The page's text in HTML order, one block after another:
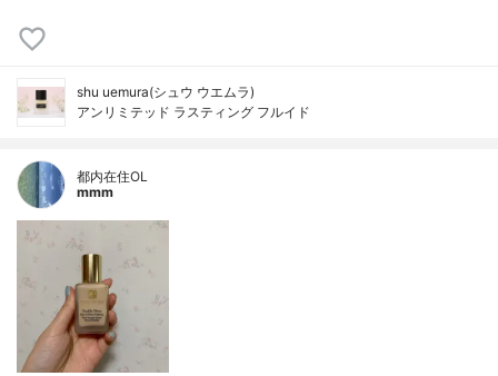
shu uemura(シュウ ウエムラ)
アンリミテッド ラスティング フルイド
都内在住OL
mmm